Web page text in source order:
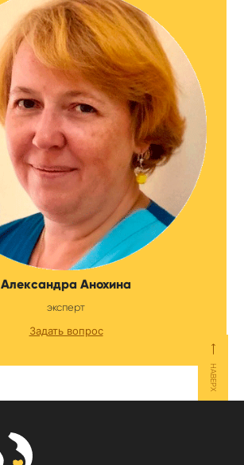
Александра Анохина
эксперт
Задать вопрос
⟵
НАВЕРХ